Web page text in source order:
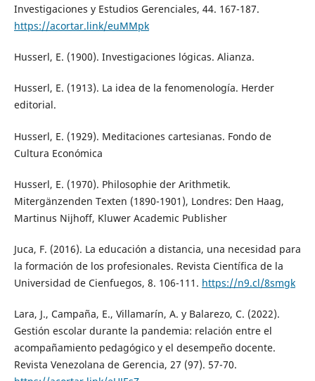
Investigaciones y Estudios Gerenciales, 44. 167-187.
https://acortar.link/euMMpk
Husserl, E. (1900). Investigaciones lógicas. Alianza.
Husserl, E. (1913). La idea de la fenomenología. Herder
editorial.
Husserl, E. (1929). Meditaciones cartesianas. Fondo de
Cultura Económica
Husserl, E. (1970). Philosophie der Arithmetik.
Mitergänzenden Texten (1890-1901), Londres: Den Haag,
Martinus Nijhoff, Kluwer Academic Publisher
Juca, F. (2016). La educación a distancia, una necesidad para
la formación de los profesionales. Revista Científica de la
Universidad de Cienfuegos, 8. 106-111. https://n9.cl/8smgk
Lara, J., Campaña, E., Villamarín, A. y Balarezo, C. (2022).
Gestión escolar durante la pandemia: relación entre el
acompañamiento pedagógico y el desempeño docente.
Revista Venezolana de Gerencia, 27 (97). 57-70.